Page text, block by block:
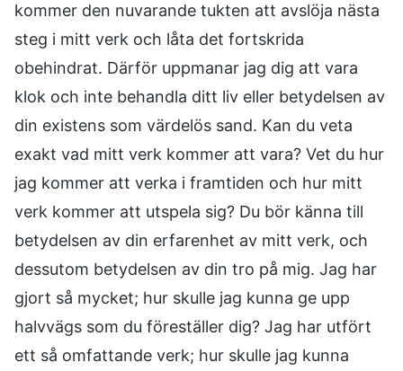
kommer den nuvarande tukten att avslöja nästa
steg i mitt verk och låta det fortskrida
obehindrat. Därför uppmanar jag dig att vara
klok och inte behandla ditt liv eller betydelsen av
din existens som värdelös sand. Kan du veta
exakt vad mitt verk kommer att vara? Vet du hur
jag kommer att verka i framtiden och hur mitt
verk kommer att utspela sig? Du bör känna till
betydelsen av din erfarenhet av mitt verk, och
dessutom betydelsen av din tro på mig. Jag har
gjort så mycket; hur skulle jag kunna ge upp
halvvägs som du föreställer dig? Jag har utfört
ett så omfattande verk; hur skulle jag kunna